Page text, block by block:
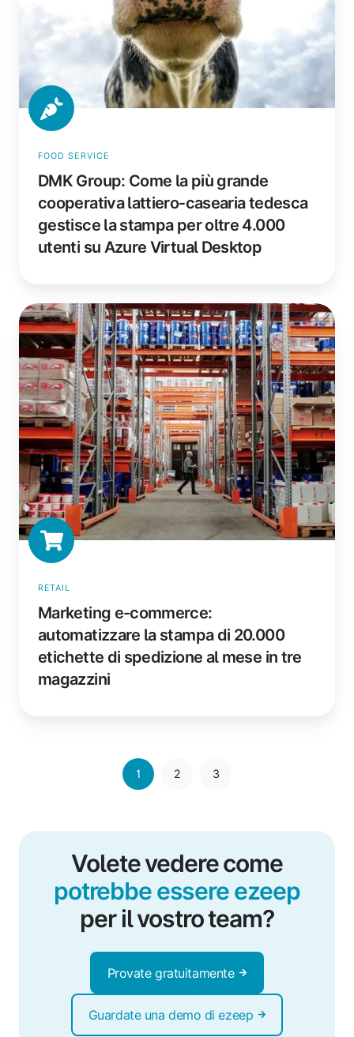
tedesca
gestisce
la
stampa
per
oltre
Azure
Virtual
Desktop
FOOD SERVICE
DMK Group: Come la più grande
cooperativa lattiero‑casearia tedesca
gestisce la stampa per oltre 4.000
utenti su Azure Virtual Desktop
Marketing
e-
commerce:
automatizzare
la
stampa
di
20.000
etichette
di
spedizione
al
mese
RETAIL
Marketing e-commerce:
automatizzare la stampa di 20.000
etichette di spedizione al mese in tre
magazzini
1 2 3
Volete vedere come
potrebbe essere ezeep
per il vostro team?
Provate gratuitamente
Guardate una demo di ezeep